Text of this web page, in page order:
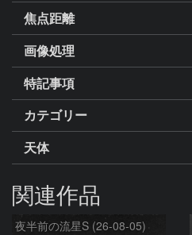
焦点距離
画像処理
特記事項
カテゴリー
天体
関連作品
夜半前の流星S (26-08-05)